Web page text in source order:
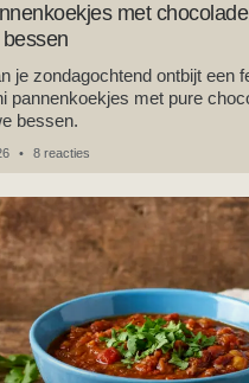
met
je zondagochtend ontbijt een
pannenkoekjes met pure
bessen.
8 reacties